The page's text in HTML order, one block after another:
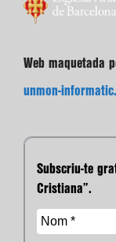
Web maquetada
unmon-
Subscriu-te
Cristiana”.